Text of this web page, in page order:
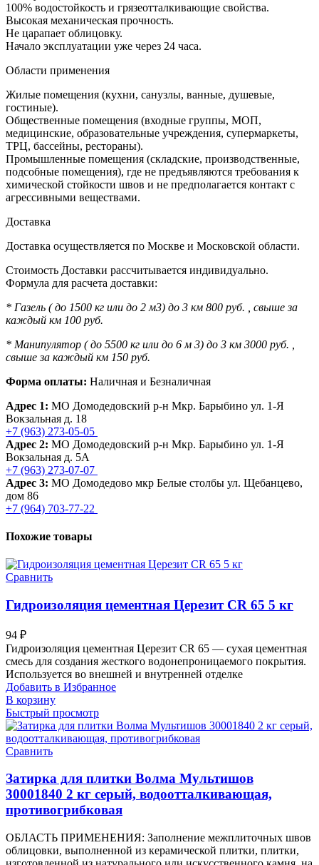
100% водостойкость и грязеотталкивающие свойства.
Высокая механическая прочность.
Не царапает облицовку.
Начало эксплуатации уже через 24 часа.
Области применения
Жилые помещения (кухни, санузлы, ванные, душевые,
гостиные).
Общественные помещения (входные группы, МОП,
медицинские, образовательные учреждения, супермаркеты,
ТРЦ, бассейны, рестораны).
Промышленные помещения (складские, производственные,
подсобные помещения), где не предъявляются требования к
химической стойкости швов и не предполагается контакт с
агрессивными веществами.
Доставка
Доставка осуществляется по Москве и Московской области.
Стоимость Доставки рассчитывается индивидуально.
Формула для расчета доставки:
* Газель ( до 1500 кг или до 2 м3) до 3 км 800 руб. , свыше за
каждый км 100 руб.
* Манипулятор ( до 5500 кг или до 6 м 3) до 3 км 3000 руб. ,
свыше за каждый км 150 руб.
Форма оплаты: Наличная и Безналичная
Адрес 1: МО Домодедовский р-н Мкр. Барыбино ул. 1-Я
Вокзальная д. 18
+7 (963) 273-05-05
Адрес 2: МО Домодедовский р-н Мкр. Барыбино ул. 1-Я
Вокзальная д. 5А
+7 (963) 273-07-07
Адрес 3: МО Домодедово мкр Белые столбы ул. Щебанцево,
дом 86
+7 (964) 703-77-22
Похожие товары
Сравнить
Гидроизоляция цементная Церезит CR 65 5 кг
94 ₽
Гидроизоляция цементная Церезит CR 65 — сухая цементная
смесь для создания жесткого водонепроницаемого покрытия.
Используется во внешней и внутренней отделке
Добавить в Избранное
В корзину
Быстрый просмотр
Сравнить
Затирка для плитки Волма Мультишов
30001840 2 кг серый, водоотталкивающая,
противогрибковая
ОБЛАСТЬ ПРИМЕНЕНИЯ: Заполнение межплиточных швов
облицовки, выполненной из керамической плитки, плитки,